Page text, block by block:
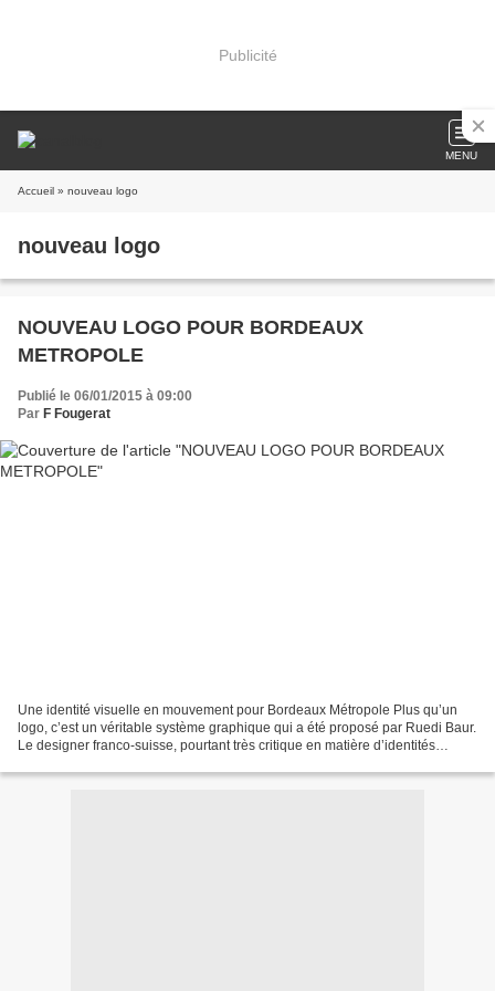
Publicité
MENU
Accueil » nouveau logo
nouveau logo
NOUVEAU LOGO POUR BORDEAUX
METROPOLE
Publié le 06/01/2015 à 09:00
Par F Fougerat
Une identité visuelle en mouvement pour Bordeaux Métropole Plus qu’un
logo, c’est un véritable système graphique qui a été proposé par Ruedi Baur.
Le designer franco-suisse, pourtant très critique en matière d’identités